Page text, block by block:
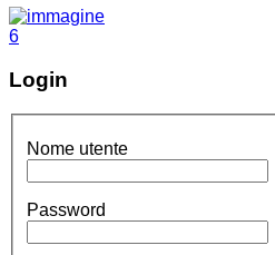
Login
Nome utente
Password